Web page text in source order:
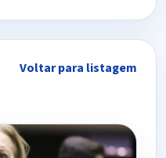
Voltar para listagem